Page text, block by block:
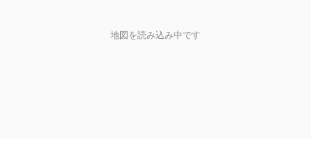
地図を読み込み中です